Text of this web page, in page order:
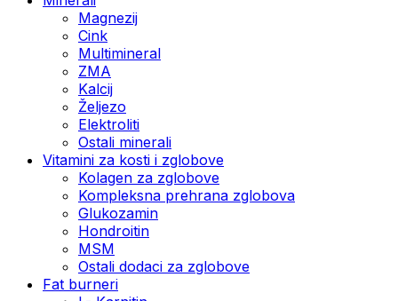
Magnezij
Cink
Multimineral
ZMA
Kalcij
Željezo
Elektroliti
Ostali minerali
Vitamini za kosti i zglobove
Kolagen za zglobove
Kompleksna prehrana zglobova
Glukozamin
Hondroitin
MSM
Ostali dodaci za zglobove
Fat burneri